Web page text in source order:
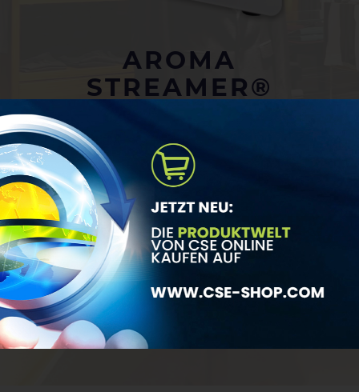
AROMA
STREAMER®
PROFESSIONELLE RAUMDUFTGERÄTE
Alle Duftgeräte, vom kleinen Duftspender
(ca. 50qm Flächenbeduftung wie z.B. Büro) bis hin
zum Großgerät (ca. 2000 qm Flächenbeduftung wie
z.B. Einsatz in den Klimaanlagen von Flughäfen),
entsprechen dem aktuellen Stand der
Duftgeräteentwicklung.
Das Prinzip der Kaltverdunstung
gewährleistet eine mikrofeine Vernebelung.